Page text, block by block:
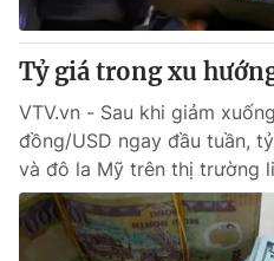
Tỷ giá trong xu
VTV.vn - Sau khi giảm
đồng/USD ngay đầu tuần,
và đô la Mỹ trên thị trường